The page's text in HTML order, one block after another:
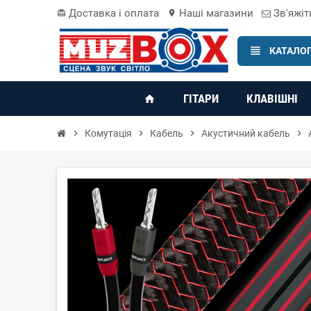
card_giftcard Доставка і оплата location_on Наші магазини
view_headline
home ГІТАРИ КЛАВІШНІ
chevron_right Комутація chevron_right Кабель chevron_right Акустичний кабель chevron_right